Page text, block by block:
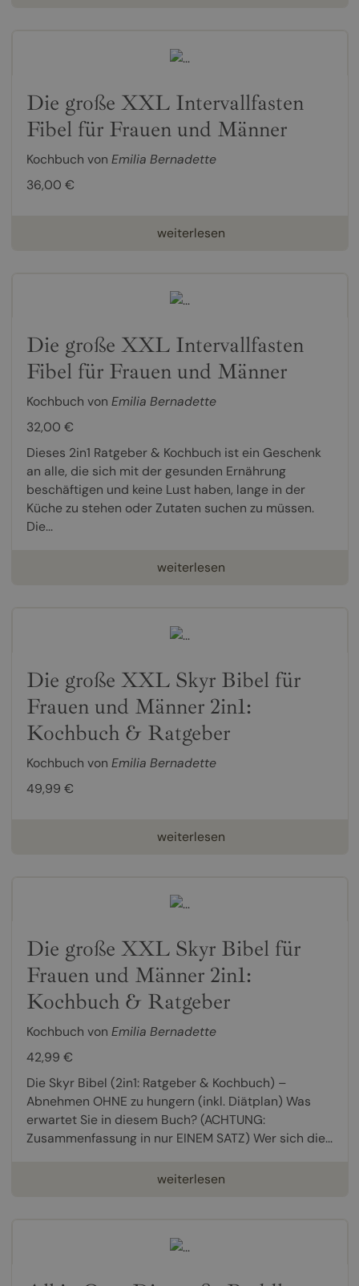
Die große XXL Intervallfasten
Fibel für Frauen und Männer
Kochbuch von Emilia Bernadette
36,00 €
weiterlesen
Die große XXL Intervallfasten
Fibel für Frauen und Männer
Kochbuch von Emilia Bernadette
32,00 €
Dieses 2in1 Ratgeber & Kochbuch ist ein Geschenk
an alle, die sich mit der gesunden Ernährung
beschäftigen und keine Lust haben, lange in der
Küche zu stehen oder Zutaten suchen zu müssen.
Die...
weiterlesen
Die große XXL Skyr Bibel für
Frauen und Männer 2in1:
Kochbuch & Ratgeber
Kochbuch von Emilia Bernadette
49,99 €
weiterlesen
Die große XXL Skyr Bibel für
Frauen und Männer 2in1:
Kochbuch & Ratgeber
Kochbuch von Emilia Bernadette
42,99 €
Die Skyr Bibel (2in1: Ratgeber & Kochbuch) –
Abnehmen OHNE zu hungern (inkl. Diätplan) Was
erwartet Sie in diesem Buch? (ACHTUNG:
Zusammenfassung in nur EINEM SATZ) Wer sich die...
weiterlesen